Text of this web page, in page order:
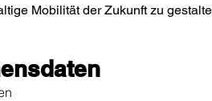
Mobilität der Zukunft zu